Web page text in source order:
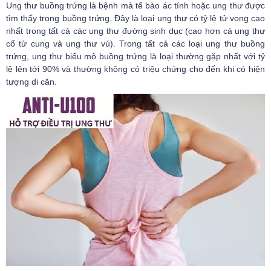
Ung thư buồng trứng là bệnh mà tế bào ác tính hoặc ung thư được
tìm thấy trong buồng trứng. Đây là loại ung thư có tỷ lệ tử vong cao
nhất trong tất cả các ung thư đường sinh dục (cao hơn cả ung thư
cổ tử cung và ung thư vú). Trong tất cả các loại ung thư buồng
trứng, ung thư biểu mô buồng trứng là loại thường gặp nhất với tỷ
lệ lên tới 90% và thường không có triệu chứng cho đến khi có hiện
tượng di căn.